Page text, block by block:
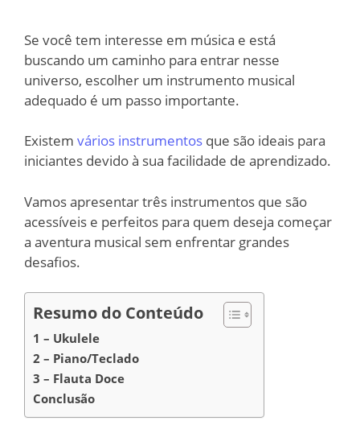
Se você tem interesse em música e está
buscando um caminho para entrar nesse
universo, escolher um instrumento musical
adequado é um passo importante.
Existem vários instrumentos que são ideais para
iniciantes devido à sua facilidade de aprendizado.
Vamos apresentar três instrumentos que são
acessíveis e perfeitos para quem deseja começar
a aventura musical sem enfrentar grandes
desafios.
Resumo do Conteúdo
1 – Ukulele
2 – Piano/Teclado
3 – Flauta Doce
Conclusão